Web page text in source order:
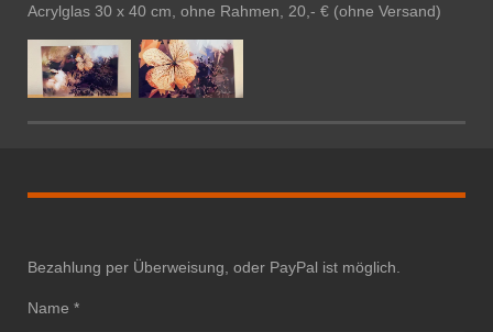
Acrylglas 30 x 40 cm, ohne Rahmen, 20,- € (ohne Versand)
Bezahlung per Überweisung, oder PayPal ist möglich.
Name *